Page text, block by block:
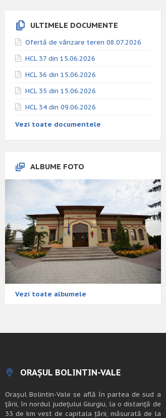
ULTIMELE DOCUMENTE
Ofertă de vânzare teren 08.07.2026
HCL 37 din 15.06.2026
HCL 36 din 15.06.2026
HCL 35 din 15.06.2026
HCL 34 din 09.06.2026
Vezi toate documentele
ALBUME FOTO
Vezi toate albumele
ORAȘUL BOLINTIN-VALE
Oraşul Bolintin-Vale se află în partea de sud a
ţării, în nordul judeţului Giurgiu, la o distanţă de
33 de km vest de capitala țării, măsurată de la